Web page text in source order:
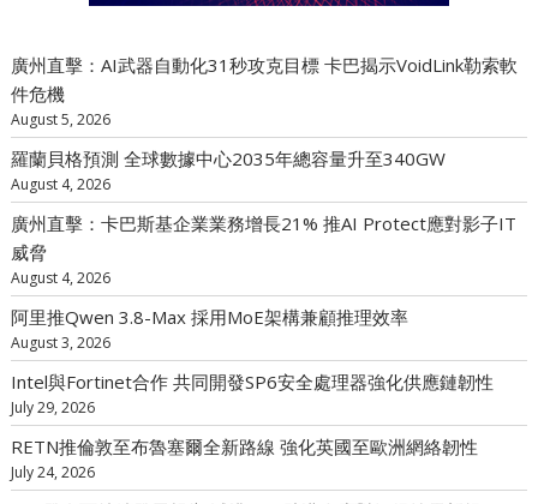
廣州直擊：AI武器自動化31秒攻克目標 卡巴揭示VoidLink勒索軟
件危機
August 5, 2026
羅蘭貝格預測 全球數據中心2035年總容量升至340GW
August 4, 2026
廣州直擊：卡巴斯基企業業務增長21% 推AI Protect應對影子IT
威脅
August 4, 2026
阿里推Qwen 3.8-Max 採用MoE架構兼顧推理效率
August 3, 2026
Intel與Fortinet合作 共同開發SP6安全處理器強化供應鏈韌性
July 29, 2026
RETN推倫敦至布魯塞爾全新路線 強化英國至歐洲網絡韌性
July 24, 2026